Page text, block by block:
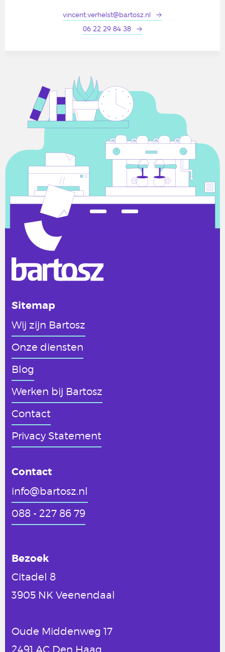
vincent.verhelst@bartosz.nl
06 22 29 84 38
Sitemap
Wij zijn Bartosz
Onze diensten
Blog
Werken bij Bartosz
Contact
Privacy Statement
Contact
info@bartosz.nl
088 - 227 86 79
Bezoek
Citadel 8
3905 NK Veenendaal
Oude Middenweg 17
2491 AC Den Haag